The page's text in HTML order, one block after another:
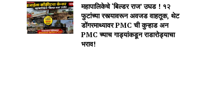
महापालिकेचे ‘बिल्डर राज’ उघड ! १२
फुटांच्या रस्त्यावरून अवजड वाहतूक, थेट
डोंगरमाथ्यावर PMC ची कुऱ्हाड अन
PMC च्याच गाड्यांकडून राडारोड्याचा
भराव!